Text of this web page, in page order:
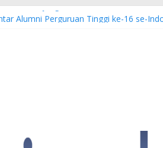
Kunjungi FSO 115